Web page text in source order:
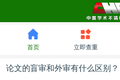
首页 立即查重
论文的盲审和外审有什么区别？